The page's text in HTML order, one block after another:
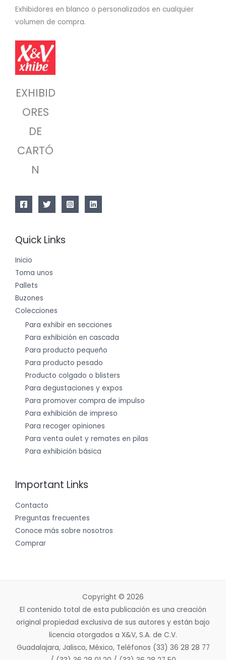
Exhibidores en blanco o personalizados en cualquier
volumen de compra.
EXHIBID
ORES
DE
CARTÓ
N
Quick Links
Inicio
Toma unos
Pallets
Buzones
Colecciones
Para exhibir en secciones
Para exhibición en cascada
Para producto pequeño
Para producto pesado
Producto colgado o blisters
Para degustaciones y expos
Para promover compra de impulso
Para exhibición de impreso
Para recoger opiniones
Para venta oulet y remates en pilas
Para exhibición básica
Important Links
Contacto
Preguntas frecuentes
Conoce más sobre nosotros
Comprar
Copyright © 2026
El contenido total de esta publicación es una creación
original propiedad exclusiva de sus autores y están bajo
licencia otorgados a X&V, S.A. de C.V.
Guadalajara, Jalisco, México, Teléfonos (33) 36 28 28 77